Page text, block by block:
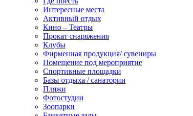
Интересные места
Активный отдых
Кино – Театры
Прокат снаряжения
Клубы
Фирменная продукция/ сувениры
Помещение под мероприятие
Спортивные площадки
Базы отдыха / санатории
Пляжи
Фотостудии
Зоопарки